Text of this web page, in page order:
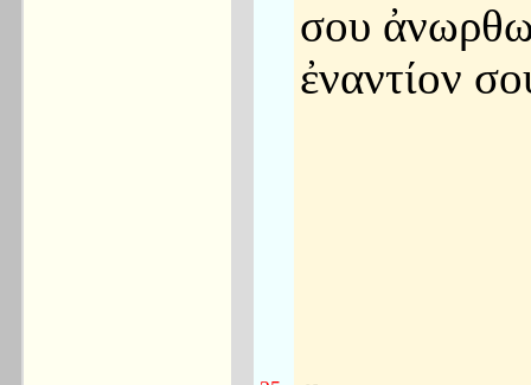
σου
ἐναντίον